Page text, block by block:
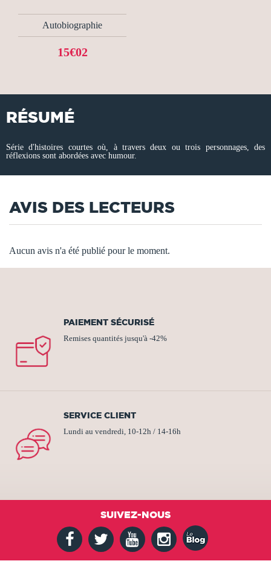
Autobiographie
15€02
RÉSUMÉ
Série d'histoires courtes où, à travers deux ou trois personnages, des
réflexions sont abordées avec humour.
AVIS DES LECTEURS
Aucun avis n'a été publié pour le moment.
PAIEMENT SÉCURISÉ
Remises quantités jusqu'à -42%
SERVICE CLIENT
Lundi au vendredi, 10-12h / 14-16h
SUIVEZ-NOUS